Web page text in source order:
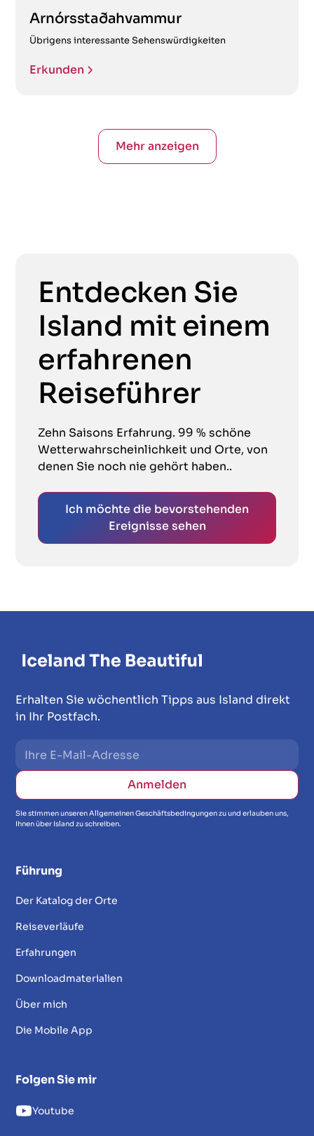
Arnórsstaðahvammur
Übrigens interessante Sehenswürdigkeiten
Erkunden
Mehr anzeigen
Entdecken Sie
Island mit einem
erfahrenen
Reiseführer
Zehn Saisons Erfahrung. 99 % schöne
Wetterwahrscheinlichkeit und Orte, von
denen Sie noch nie gehört haben..
Ich möchte die bevorstehenden
Ereignisse sehen
Erhalten Sie wöchentlich Tipps aus Island direkt
in Ihr Postfach.
Sie stimmen unseren Allgemeinen Geschäftsbedingungen zu und erlauben uns,
Ihnen über Island zu schreiben.
Führung
Der Katalog der Orte
Reiseverläufe
Erfahrungen
Downloadmaterialien
Über mich
Die Mobile App
Folgen Sie mir
Youtube